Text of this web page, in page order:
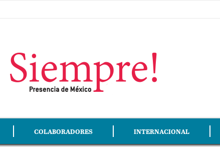
COLABORADORES INTERNACIONAL